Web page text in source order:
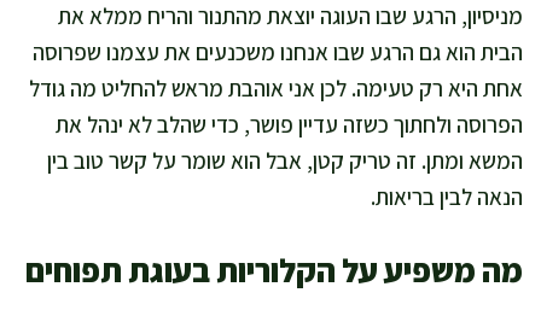
מניסיון, הרגע שבו העוגה יוצאת מהתנור והריח ממלא את
הבית הוא גם הרגע שבו אנחנו משכנעים את עצמנו שפרוסה
אחת היא רק טעימה. לכן אני אוהבת מראש להחליט מה גודל
הפרוסה ולחתוך כשזה עדיין פושר, כדי שהלב לא ינהל את
המשא ומתן. זה טריק קטן, אבל הוא שומר על קשר טוב בין
הנאה לבין בריאות.
מה משפיע על הקלוריות בעוגת תפוחים